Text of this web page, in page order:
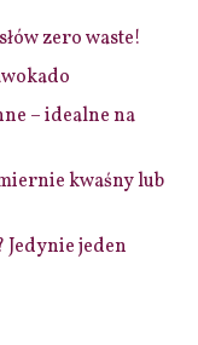
zero waste!
– idealne na
kwaśny lub
Jedynie jeden